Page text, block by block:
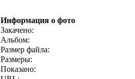
Информация о фото
Закачено:
Альбом:
Размер файла:
Размеры:
Показано: